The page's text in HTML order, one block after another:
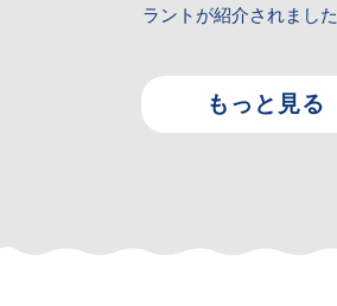
ラントが紹介されました
もっと見る